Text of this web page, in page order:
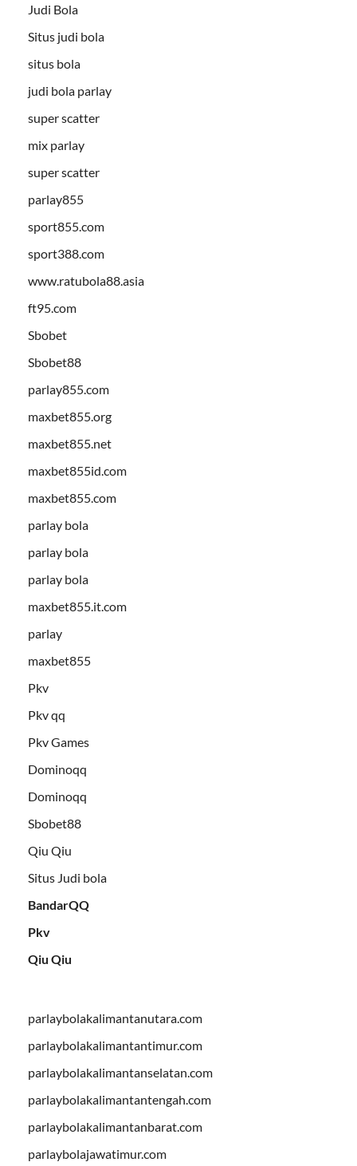
Judi Bola
Situs judi bola
situs bola
judi bola parlay
super scatter
mix parlay
super scatter
parlay855
sport855.com
sport388.com
www.ratubola88.asia
ft95.com
Sbobet
Sbobet88
parlay855.com
maxbet855.org
maxbet855.net
maxbet855id.com
maxbet855.com
parlay bola
parlay bola
parlay bola
maxbet855.it.com
parlay
maxbet855
Pkv
Pkv qq
Pkv Games
Dominoqq
Dominoqq
Sbobet88
Qiu Qiu
Situs Judi bola
BandarQQ
Pkv
Qiu Qiu
parlaybolakalimantanutara.com
parlaybolakalimantantimur.com
parlaybolakalimantanselatan.com
parlaybolakalimantantengah.com
parlaybolakalimantanbarat.com
parlaybolajawatimur.com